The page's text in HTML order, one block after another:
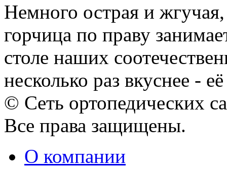
Немного острая и
горчица по праву
столе наших
несколько раз вкуснее -
© Сеть ортопедических
Все права защищены.
О компании